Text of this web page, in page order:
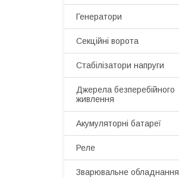
Генератори
Секційні ворота
Стабілізатори напруги
Джерела безперебійного
живлення
Акумуляторні батареї
Реле
Зварювальне обладнання